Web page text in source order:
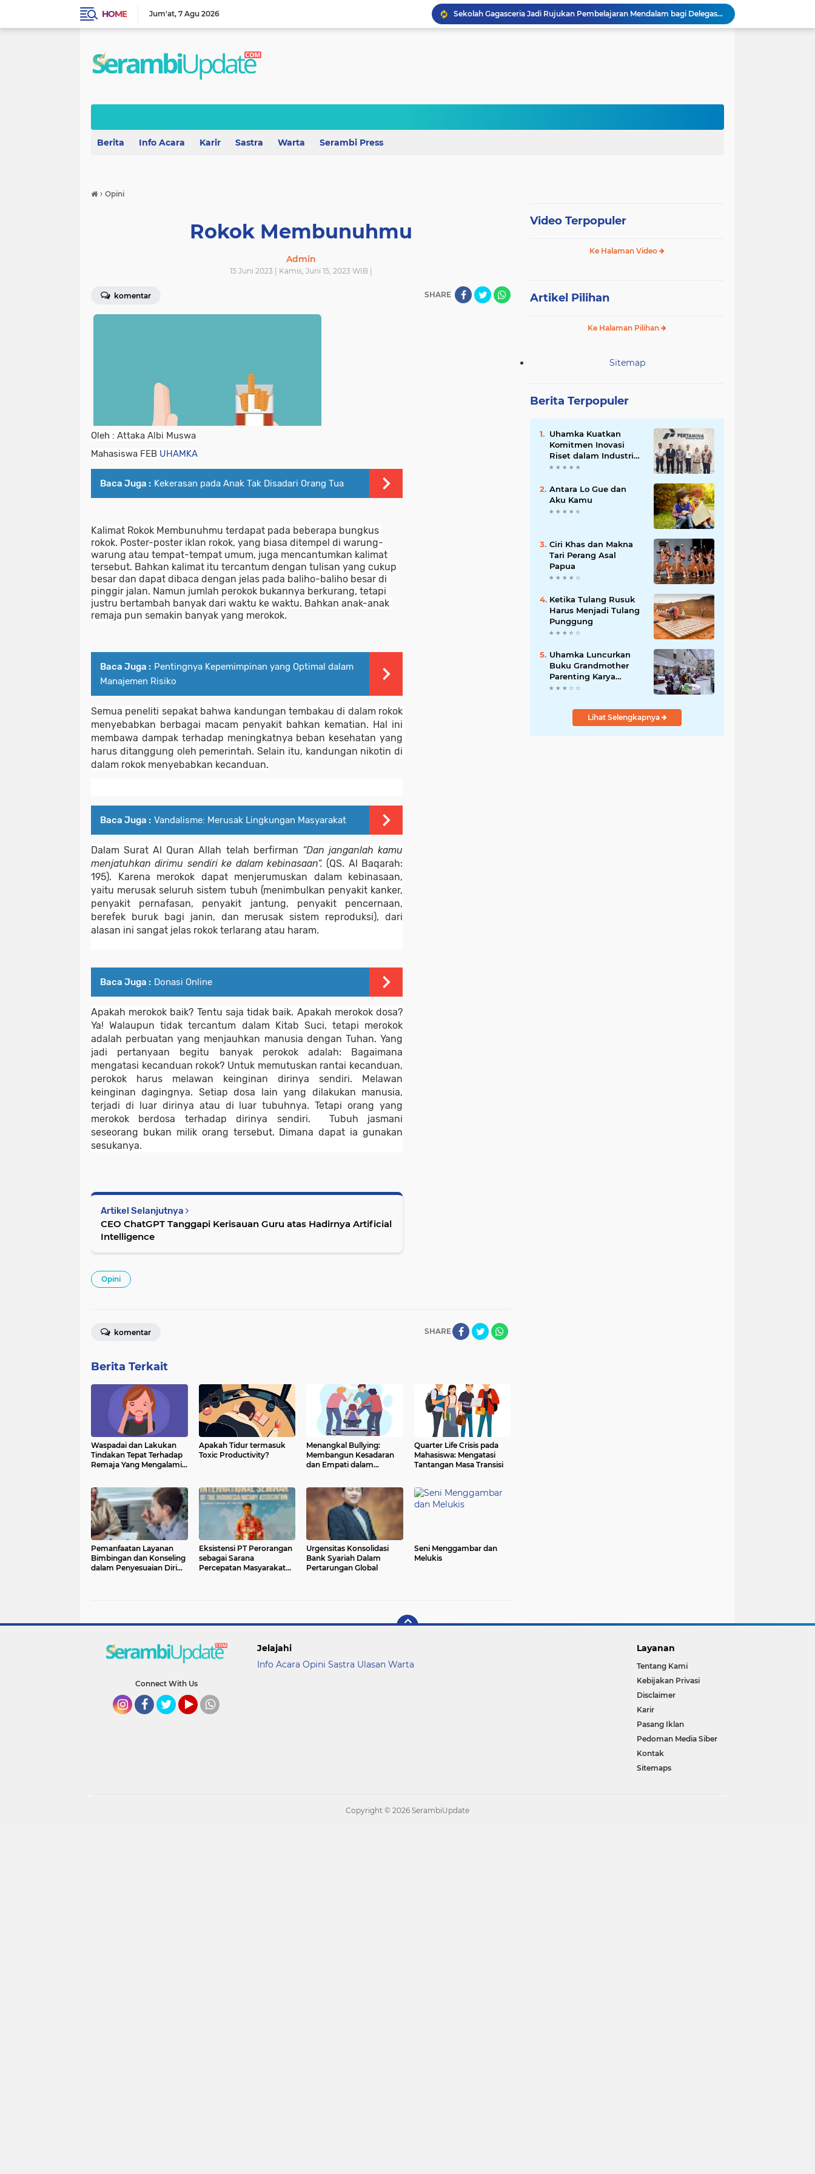
HOME Jum'at 7 Agu 2026
Sekolah Gagasceria Jadi Rujukan Pembelajaran Mendalam bagi Delegasi Malaysia
PJJ Diperluas, Kemendikdasmen Gandeng Pemda Jangkau Anak Tidak Sekolah
Uhamka Kuatkan Komitmen Inovasi Riset dalam Industri dengan PT. Pertamina
Berita Info Acara Karir Sastra Warta Serambi Press
› Opini
Rokok Membunuhmu
Admin
15 Juni 2023 | Kamis, Juni 15, 2023 WIB |
komentar SHARE
Oleh : Attaka Albi Muswa
Mahasiswa FEB UHAMKA
Baca Juga : Kekerasan pada Anak Tak Disadari Orang Tua
Kalimat Rokok Membunuhmu terdapat pada beberapa bungkus
rokok. Poster-poster iklan rokok, yang biasa ditempel di warung-
warung atau tempat-tempat umum, juga mencantumkan kalimat
tersebut. Bahkan kalimat itu tercantum dengan tulisan yang cukup
besar dan dapat dibaca dengan jelas pada baliho-baliho besar di
pinggir jalan. Namun jumlah perokok bukannya berkurang, tetapi
justru bertambah banyak dari waktu ke waktu. Bahkan anak-anak
remaja pun semakin banyak yang merokok.
Baca Juga : Pentingnya Kepemimpinan yang Optimal dalam
Manajemen Risiko
Semua peneliti sepakat bahwa kandungan tembakau di dalam rokok
menyebabkan berbagai macam penyakit bahkan kematian. Hal ini
membawa dampak terhadap meningkatnya beban kesehatan yang
harus ditanggung oleh pemerintah. Selain itu, kandungan nikotin di
dalam rokok menyebabkan kecanduan.
Baca Juga : Vandalisme: Merusak Lingkungan Masyarakat
Dalam Surat Al Quran Allah telah berfirman “Dan janganlah kamu
menjatuhkan dirimu sendiri ke dalam kebinasaan“. (QS. Al Baqarah:
195). Karena merokok dapat menjerumuskan dalam kebinasaan,
yaitu merusak seluruh sistem tubuh (menimbulkan penyakit kanker,
penyakit pernafasan, penyakit jantung, penyakit pencernaan,
berefek buruk bagi janin, dan merusak sistem reproduksi), dari
alasan ini sangat jelas rokok terlarang atau haram.
Baca Juga : Donasi Online
Apakah merokok baik? Tentu saja tidak baik. Apakah merokok dosa?
Ya! Walaupun tidak tercantum dalam Kitab Suci, tetapi merokok
adalah perbuatan yang menjauhkan manusia dengan Tuhan. Yang
jadi pertanyaan begitu banyak perokok adalah: Bagaimana
mengatasi kecanduan rokok? Untuk memutuskan rantai kecanduan,
perokok harus melawan keinginan dirinya sendiri. Melawan
keinginan dagingnya. Setiap dosa lain yang dilakukan manusia,
terjadi di luar dirinya atau di luar tubuhnya. Tetapi orang yang
merokok berdosa terhadap dirinya sendiri.  Tubuh jasmani
seseorang bukan milik orang tersebut. Dimana dapat ia gunakan
sesukanya.
Artikel Selanjutnya
CEO ChatGPT Tanggapi Kerisauan Guru atas Hadirnya Artificial
Intelligence
Opini
SHARE
komentar
Berita Terkait
Waspadai dan Lakukan
Tindakan Tepat Terhadap
Remaja Yang Mengalami
Apakah Tidur termasuk
Toxic Productivity?
Menangkal Bullying:
Membangun Kesadaran
dan Empati dalam
Quarter Life Crisis pada
Mahasiswa: Mengatasi
Tantangan Masa Transisi
Pemanfaatan Layanan
Bimbingan dan Konseling
dalam Penyesuaian Diri
Eksistensi PT Perorangan
sebagai Sarana
Percepatan Masyarakat
Urgensitas Konsolidasi
Bank Syariah Dalam
Pertarungan Global
Seni Menggambar dan
Melukis
Video Terpopuler
Ke Halaman Video
Artikel Pilihan
Ke Halaman Pilihan
Sitemap
Berita Terpopuler
Uhamka Kuatkan
Komitmen Inovasi
Riset dalam Industri
dengan PT. Pertamina
Antara Lo Gue dan
Aku Kamu
Ciri Khas dan Makna
Tari Perang Asal
Papua
Ketika Tulang Rusuk
Harus Menjadi Tulang
Punggung
Uhamka Luncurkan
Buku Grandmother
Parenting Karya
Chandrawaty
Lihat Selengkapnya
Connect With Us
Jelajahi
Info Acara Opini Sastra Ulasan Warta
Layanan
Tentang Kami
Kebijakan Privasi
Disclaimer
Karir
Pasang Iklan
Pedoman Media Siber
Kontak
Sitemaps
Copyright © 2026 SerambiUpdate